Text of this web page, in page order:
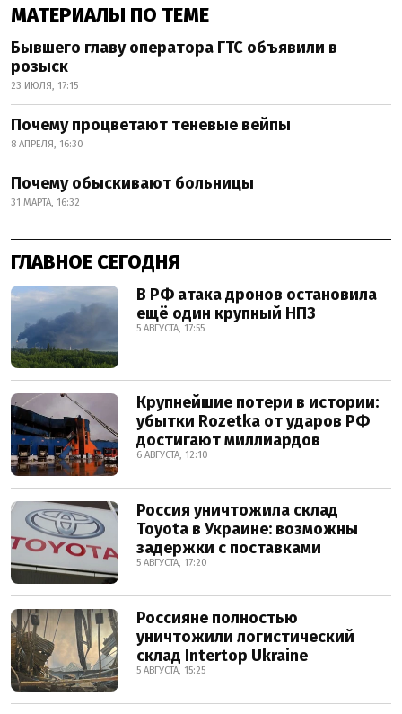
МАТЕРИАЛЫ ПО ТЕМЕ
Бывшего главу оператора ГТС объявили в
розыск
23 ИЮЛЯ, 17:15
Почему процветают теневые вейпы
8 АПРЕЛЯ, 16:30
Почему обыскивают больницы
31 МАРТА, 16:32
ГЛАВНОЕ СЕГОДНЯ
В РФ атака дронов остановила
ещё один крупный НПЗ
5 АВГУСТА, 17:55
Крупнейшие потери в истории:
убытки Rozetka от ударов РФ
достигают миллиардов
6 АВГУСТА, 12:10
Россия уничтожила склад
Toyota в Украине: возможны
задержки с поставками
5 АВГУСТА, 17:20
Россияне полностью
уничтожили логистический
склад Intertop Ukraine
5 АВГУСТА, 15:25